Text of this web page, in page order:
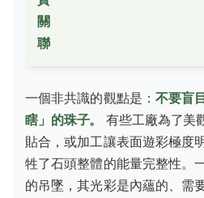
關
聯
一個非共識的觀點是： 不要盲
瞎」的珠子。
有些工廠為了美
貼合，或加工讓表面遊彩極度
牲了石頭整體的能量完整性。
的吊墜，其光彩是內蘊的、需